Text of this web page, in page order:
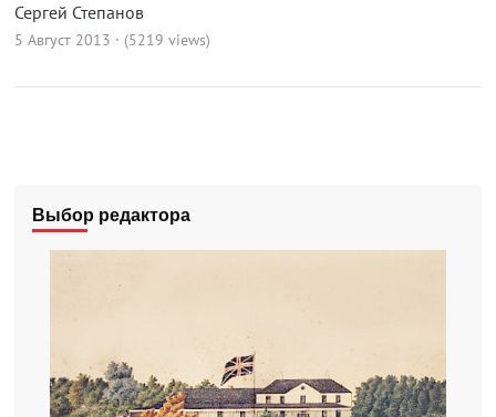
Сергей Степанов
5 Август 2013 · (5219 views)
Выбор редактора